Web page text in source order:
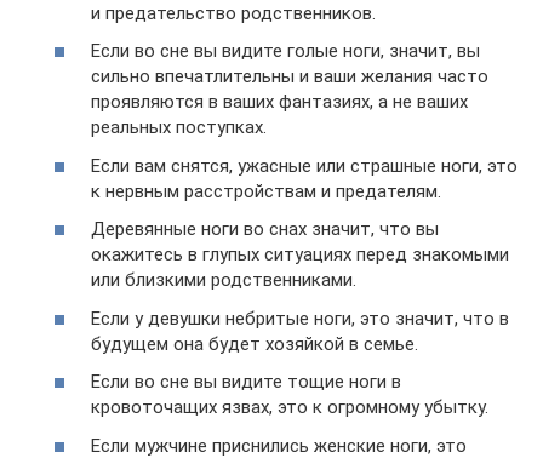
и предательство родственников.
Если во сне вы видите голые ноги, значит, вы
сильно впечатлительны и ваши желания часто
проявляются в ваших фантазиях, а не ваших
реальных поступках.
Если вам снятся, ужасные или страшные ноги, это
к нервным расстройствам и предателям.
Деревянные ноги во снах значит, что вы
окажитесь в глупых ситуациях перед знакомыми
или близкими родственниками.
Если у девушки небритые ноги, это значит, что в
будущем она будет хозяйкой в семье.
Если во сне вы видите тощие ноги в
кровоточащих язвах, это к огромному убытку.
Если мужчине приснились женские ноги, это